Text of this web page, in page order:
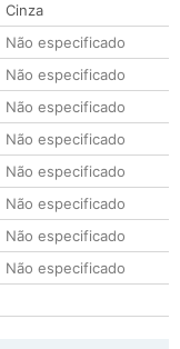
Cinza
Não especificado
Não especificado
Não especificado
Não especificado
Não especificado
Não especificado
Não especificado
Não especificado